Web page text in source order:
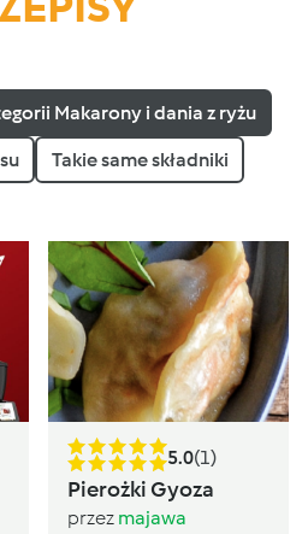
Makarony i dania z ryżu
Takie same składniki
5.0(1)
Pierożki Gyoza
przez majawa